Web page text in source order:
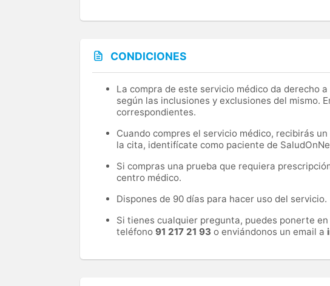
CONDICIONES
La compra de este servicio médico da derecho
según las inclusiones y exclusiones del mismo.
correspondientes.
Cuando compres el servicio médico, recibirás
la cita, identifícate como paciente de
Si compras una prueba que requiera
centro médico.
Dispones de 90 días para hacer uso del servicio.
Si tienes cualquier pregunta, puedes ponerte
teléfono 91 217 21 93 o enviándonos un email a